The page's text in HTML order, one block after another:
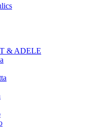
& ADELE